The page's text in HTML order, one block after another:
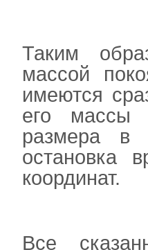
Таким
массой
имеются
его массы
размера в
остановка
координат.
Все